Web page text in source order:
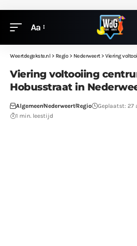
Aa
Weertdegekste.nl> Regio> Nederweert> Viering voltooiing
Viering voltooiing
Hobusstraat in
AlgemeenNederweertRegio Geplaatst: 27
1 min. leestijd